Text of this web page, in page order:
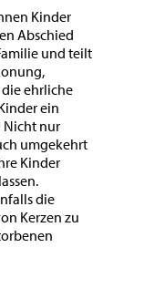
Kinder
Abschied
und teilt
ehrliche
ein
Nicht nur
umgekehrt
Kinder
die
Kerzen zu